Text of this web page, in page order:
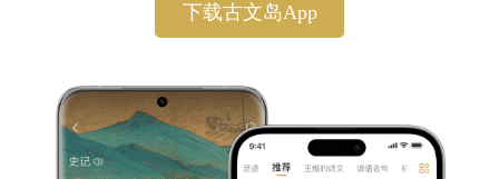
下载古文岛App